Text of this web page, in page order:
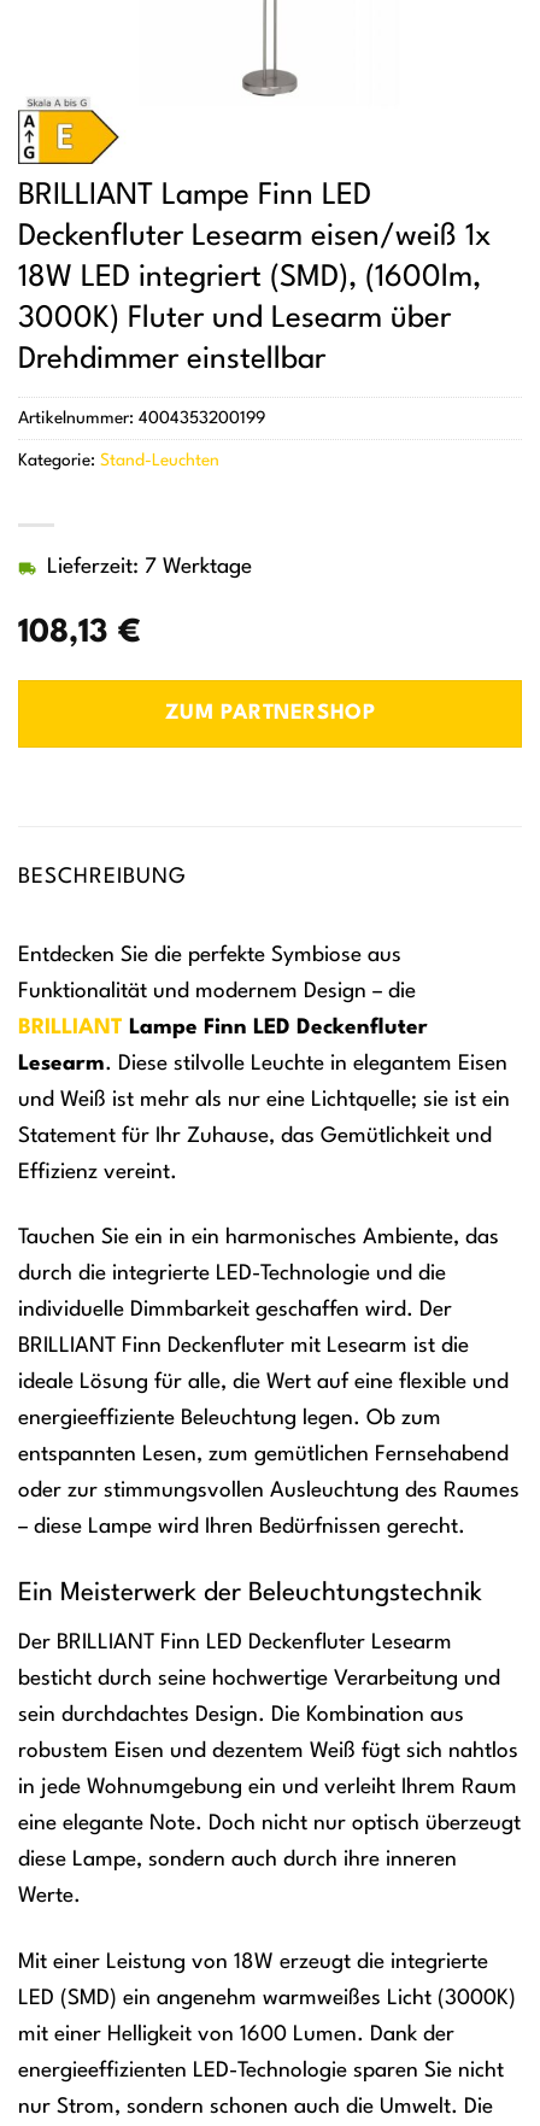
BRILLIANT Lampe Finn LED
Deckenfluter Lesearm eisen/weiß 1x
18W LED integriert (SMD), (1600lm,
3000K) Fluter und Lesearm über
Drehdimmer einstellbar
108,13 €
Lieferzeit: 7 Werktage
ZUM PARTNERSHOP
Artikelnummer: 4004353200199
Kategorie: Stand-Leuchten
BESCHREIBUNG
Entdecken Sie die perfekte Symbiose aus
Funktionalität und modernem Design – die
BRILLIANT Lampe Finn LED Deckenfluter
Lesearm. Diese stilvolle Leuchte in elegantem Eisen
und Weiß ist mehr als nur eine Lichtquelle; sie ist ein
Statement für Ihr Zuhause, das Gemütlichkeit und
Effizienz vereint.
Tauchen Sie ein in ein harmonisches Ambiente, das
durch die integrierte LED-Technologie und die
individuelle Dimmbarkeit geschaffen wird. Der
BRILLIANT Finn Deckenfluter mit Lesearm ist die
ideale Lösung für alle, die Wert auf eine flexible und
energieeffiziente Beleuchtung legen. Ob zum
entspannten Lesen, zum gemütlichen Fernsehabend
oder zur stimmungsvollen Ausleuchtung des Raumes
– diese Lampe wird Ihren Bedürfnissen gerecht.
Ein Meisterwerk der Beleuchtungstechnik
Der BRILLIANT Finn LED Deckenfluter Lesearm
besticht durch seine hochwertige Verarbeitung und
sein durchdachtes Design. Die Kombination aus
robustem Eisen und dezentem Weiß fügt sich nahtlos
in jede Wohnumgebung ein und verleiht Ihrem Raum
eine elegante Note. Doch nicht nur optisch überzeugt
diese Lampe, sondern auch durch ihre inneren
Werte.
Mit einer Leistung von 18W erzeugt die integrierte
LED (SMD) ein angenehm warmweißes Licht (3000K)
mit einer Helligkeit von 1600 Lumen. Dank der
energieeffizienten LED-Technologie sparen Sie nicht
nur Strom, sondern schonen auch die Umwelt. Die